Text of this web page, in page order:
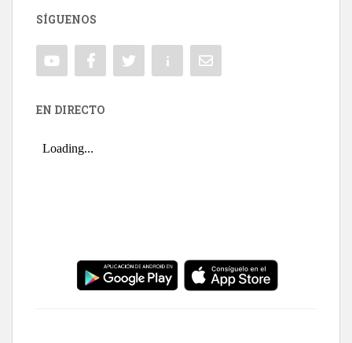
SÍGUENOS
EN DIRECTO